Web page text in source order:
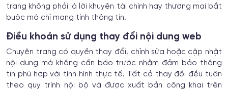
trang không phải là lời khuyên tài chính hay thương mại bắt
buộc mà chỉ mang tính thông tin.
Điều khoản sử dụng thay đổi nội dung web
Chuyên trang có quyền thay đổi, chỉnh sửa hoặc cập nhật
nội dung mà không cần báo trước nhằm đảm bảo thông
tin phù hợp với tình hình thực tế. Tất cả thay đổi đều tuân
theo quy trình nội bộ và được xuất bản công khai trên